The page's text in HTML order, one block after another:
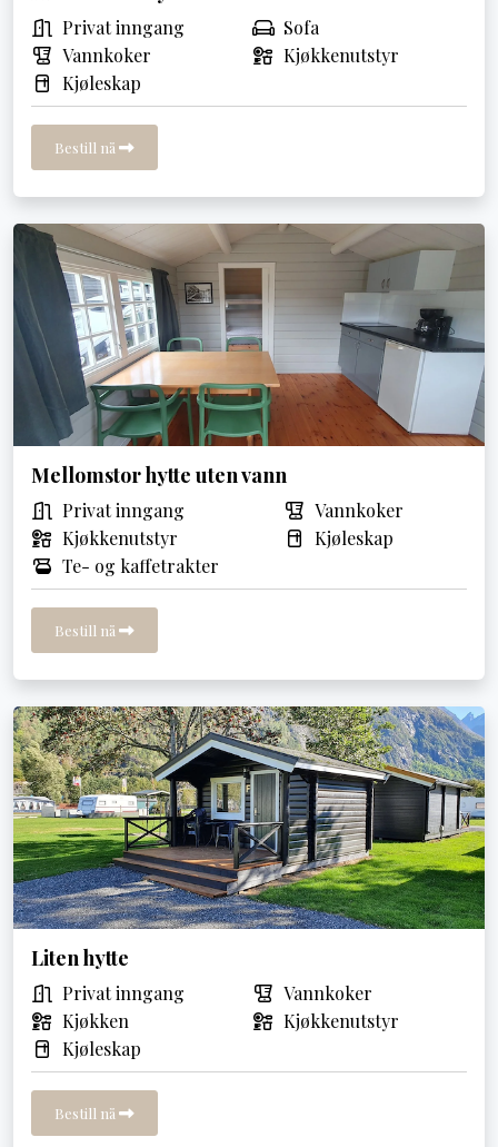
Privat inngang
Sofa
Vannkoker
Kjøkkenutstyr
Kjøleskap
Bestill nå
Mellomstor hytte uten vann
Privat inngang
Vannkoker
Kjøkkenutstyr
Kjøleskap
Te- og kaffetrakter
Bestill nå
Liten hytte
Privat inngang
Vannkoker
Kjøkken
Kjøkkenutstyr
Kjøleskap
Bestill nå